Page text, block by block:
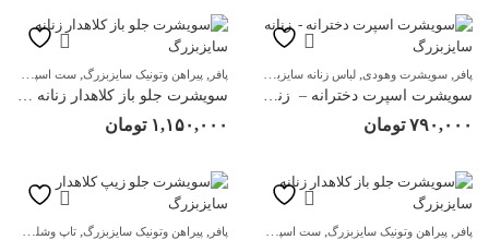
پافر , سویشرت وهودی, لباس زنانه سایزبزرگ مانتو سایزبزرگ ,مجلسی سایزبزرگ
سویشرت اسپرت دخترانه – زنانه سایزبزرگ
۷۹۰,۰۰۰ تومان
پافر , پیراهن وتونیک سایزبزرگ, ست اسپرت زنانه
سویشرت جلو باز کلاهدار زنانه سایزبزرگ
۱,۱۵۰,۰۰۰ تومان
پافر , پیراهن وتونیک سایزبزرگ, ست اسپرت زنانه سویشرت وهودی,لباس زنانه سایزبزرگ, پافر , پیراهن وتونیک سایزبزرگ, تاپ وشلوارک سایزبزرگ